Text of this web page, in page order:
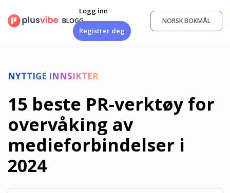
innhold
BLOGG
Logg inn
Registrer deg
NORSK BOKMÅL
NYTTIGE INNSIKTER
15 beste PR-verktøy for
overvåking av
medieforbindelser i
2024